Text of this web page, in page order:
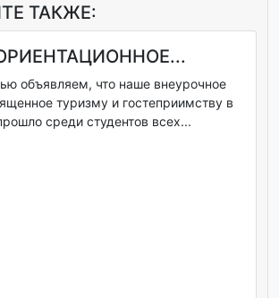
ТАКЖЕ:
объявляем, что наше внеурочное
туризму и гостеприимству в
среди студентов всех...